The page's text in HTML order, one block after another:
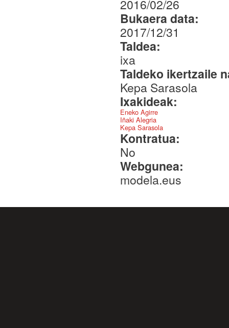
2016/02/26
Bukaera data:
2017/12/31
Taldea:
ixa
Taldeko ikertzaile
Kepa Sarasola
Ixakideak:
Eneko Agirre
Iñaki Alegria
Kepa Sarasola
Kontratua:
No
Webgunea:
modela.eus